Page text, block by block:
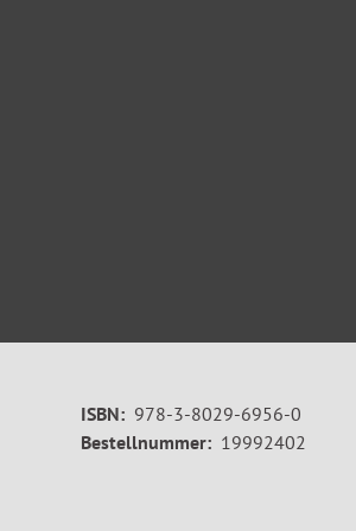
ISBN: 978-3-8029-6956-0
Bestellnummer: 19992402